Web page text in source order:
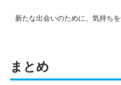
新たな出会いのために、気持ち
まとめ